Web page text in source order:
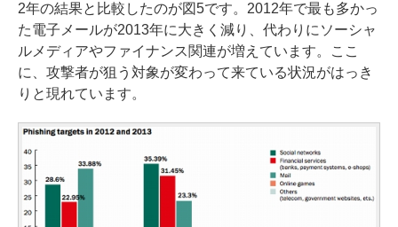
2年の結果と比較したのが図5です。2012年で最も多かっ
た電子メールが2013年に大きく減り、代わりにソーシャ
ルメディアやファイナンス関連が増えています。ここ
に、攻撃者が狙う対象が変わって来ている状況がはっき
りと現れています。